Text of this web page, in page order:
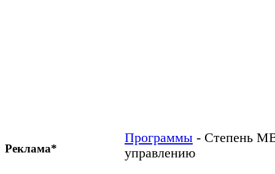
Программы - Степень
управлению
Реклама*